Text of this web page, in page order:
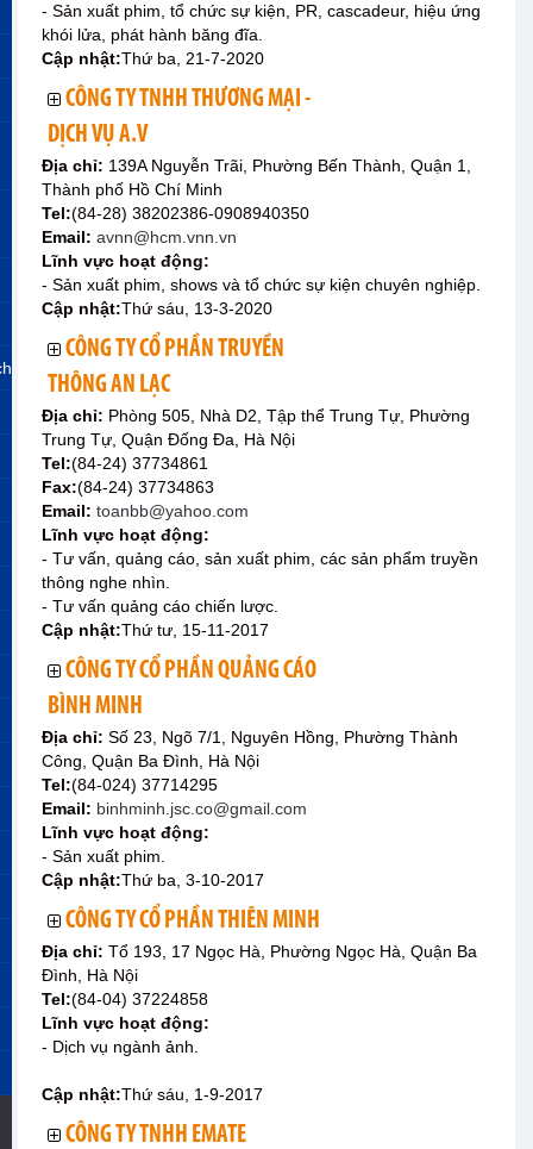
- Sản xuất phim, tổ chức sự kiện, PR, cascadeur, hiệu ứng
khói lửa, phát hành băng đĩa.
Cập nhật:Thứ ba, 21-7-2020
CÔNG TY TNHH THƯƠNG MẠI -
DỊCH VỤ A.V
Địa chỉ: 139A Nguyễn Trãi, Phường Bến Thành, Quận 1,
Thành phố Hồ Chí Minh
Tel:(84-28) 38202386-0908940350
Email: avnn@hcm.vnn.vn
Lĩnh vực hoạt động:
- Sản xuất phim, shows và tổ chức sự kiện chuyên nghiệp.
Cập nhật:Thứ sáu, 13-3-2020
CÔNG TY CỔ PHẦN TRUYỀN
THÔNG AN LẠC
Địa chỉ: Phòng 505, Nhà D2, Tập thể Trung Tự, Phường
Trung Tự, Quận Đống Đa, Hà Nội
Tel:(84-24) 37734861
Fax:(84-24) 37734863
Email: toanbb@yahoo.com
Lĩnh vực hoạt động:
- Tư vấn, quảng cáo, sản xuất phim, các sản phẩm truyền
thông nghe nhìn.
- Tư vấn quảng cáo chiến lược.
Cập nhật:Thứ tư, 15-11-2017
CÔNG TY CỔ PHẦN QUẢNG CÁO
BÌNH MINH
Địa chỉ: Số 23, Ngõ 7/1, Nguyên Hồng, Phường Thành
Công, Quận Ba Đình, Hà Nội
Tel:(84-024) 37714295
Email: binhminh.jsc.co@gmail.com
Lĩnh vực hoạt động:
- Sản xuất phim.
Cập nhật:Thứ ba, 3-10-2017
CÔNG TY CỔ PHẦN THIÊN MINH
Địa chỉ: Tổ 193, 17 Ngọc Hà, Phường Ngọc Hà, Quận Ba
Đình, Hà Nội
Tel:(84-04) 37224858
Lĩnh vực hoạt động:
- Dịch vụ ngành ảnh.
Cập nhật:Thứ sáu, 1-9-2017
CÔNG TY TNHH EMATE